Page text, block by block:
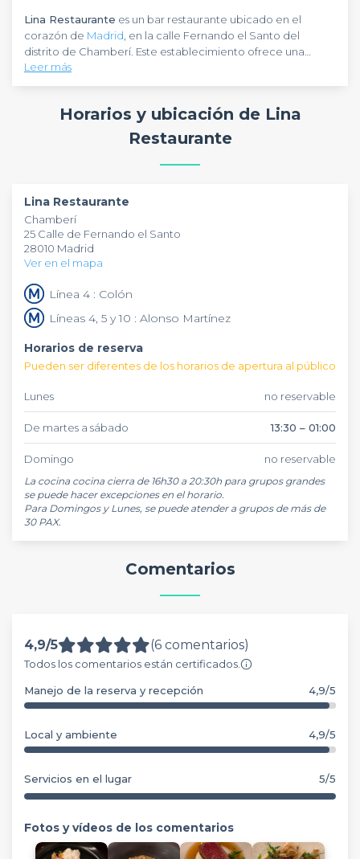
Lina Restaurante es un bar restaurante ubicado en el
corazón de Madrid , en la calle Fernando el Santo del
distrito de Chamberí. Este establecimiento ofrece una
propuesta gastronómica y de coctelería única que fusiona
raíces argentinas, esencia mediterránea y espíritu caribeño,
como afterworks, cumpleaños y copas entre amigos.
Lina Restaurantedestaca por su concepto inspirado en la
buen anfitrión. La barra y las mesas ofrecen espacios
versátiles para grupos, con cócteles de fusión y cocina que
combina ingredientes de tres continentes. El ambiente
cálido permite alternar entre copas en la barra y cenas en
es reservable para eventos privados y
celebraciones en grupo. Situado en una zona céntrica de
especiales, desde afterworks informales hasta cenas de
coctelería como el de reunirse alrededor de una buena
mesa.
Leer más
Horarios y ubicación de Lina
Restaurante
Lina Restaurante
Chamberí
25 Calle de Fernando el Santo
28010 Madrid
Ver en el mapa
Línea 4 : Colón
Líneas 4, 5 y 10 : Alonso Martínez
Horarios de reserva
Pueden ser diferentes de los horarios de apertura al público
Lunes no reservable
De martes a sábado 13:30 – 01:00
Domingo no reservable
La cocina cocina cierra de 16h30 a 20:30h para grupos grandes
se puede hacer excepciones en el horario.
Para Domingos y Lunes, se puede atender a grupos de más de
30 PAX.
Comentarios
4,9/5 (6 comentarios)
Todos los comentarios están certificados.
Manejo de la reserva y recepción 4,9/5
Local y ambiente 4,9/5
Servicios en el lugar 5/5
Fotos y vídeos de los comentarios